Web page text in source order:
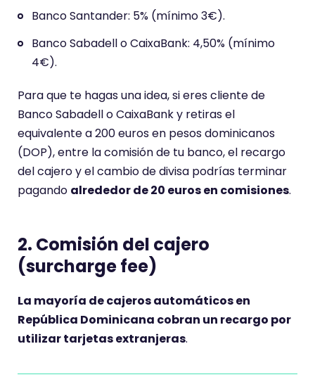
Banco Santander: 5% (mínimo 3€).
Banco Sabadell o CaixaBank: 4,50% (mínimo
4€).
Para que te hagas una idea, si eres cliente de
Banco Sabadell o CaixaBank y retiras el
equivalente a 200 euros en pesos dominicanos
(DOP), entre la comisión de tu banco, el recargo
del cajero y el cambio de divisa podrías terminar
pagando alrededor de 20 euros en comisiones.
2. Comisión del cajero
(surcharge fee)
La mayoría de cajeros automáticos en
República Dominicana cobran un recargo por
utilizar tarjetas extranjeras.